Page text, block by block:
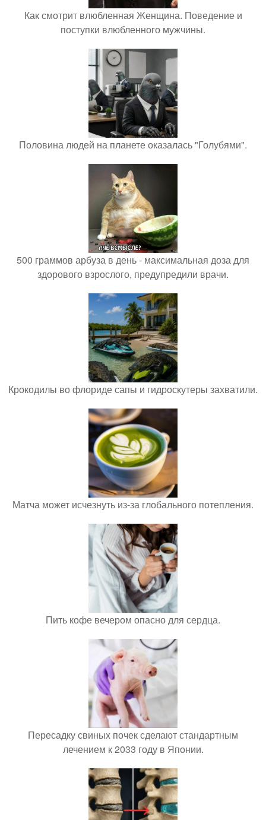
Как смотрит влюбленная Женщина. Поведение и
поступки влюбленного мужчины.
Половина людей на планете оказалась "Голубями".
500 граммов арбуза в день - максимальная доза для
здорового взрослого, предупредили врачи.
Крокодилы во флориде сапы и гидроскутеры захватили.
Матча может исчезнуть из-за глобального потепления.
Пить кофе вечером опасно для сердца.
Пересадку свиных почек сделают стандартным
лечением к 2033 году в Японии.